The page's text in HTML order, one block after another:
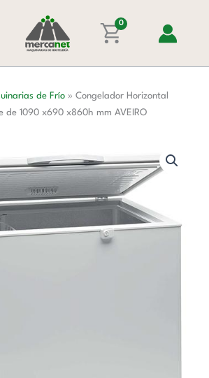
0
de Frío » Congelador Horizontal
de 1090 x690 x860h mm AVEIRO